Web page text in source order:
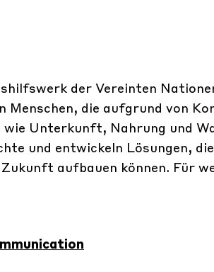
der Vereinten
Menschen, die aufgrund von
Unterkunft, Nahrung und
und entwickeln Lösungen,
Zukunft aufbauen können. Für